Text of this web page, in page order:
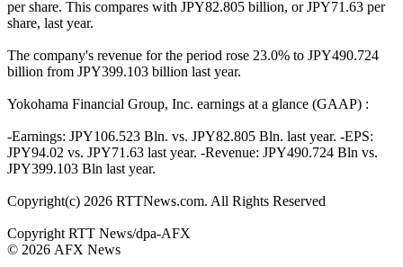
per share. This compares with JPY82.805 billion, or JPY71.63 per
share, last year.
The company's revenue for the period rose 23.0% to JPY490.724
billion from JPY399.103 billion last year.
Yokohama Financial Group, Inc. earnings at a glance (GAAP) :
-Earnings: JPY106.523 Bln. vs. JPY82.805 Bln. last year. -EPS:
JPY94.02 vs. JPY71.63 last year. -Revenue: JPY490.724 Bln vs.
JPY399.103 Bln last year.
Copyright(c) 2026 RTTNews.com. All Rights Reserved
Copyright RTT News/dpa-AFX
© 2026 AFX News